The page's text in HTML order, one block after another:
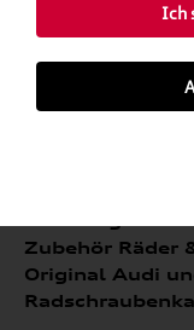
Zubehör Räder
Original Audi
Ich